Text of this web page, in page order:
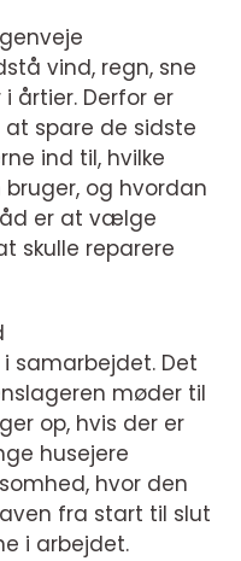
vind, regn, sne
årtier. Derfor er
spare de sidste
ind til, hvilke
og hvordan
er at vælge
skulle reparere
samarbejdet. Det
møder til
op, hvis der er
husejere
hvor den
fra start til slut
i arbejdet.